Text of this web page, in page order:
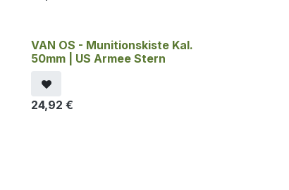
VAN OS - Munitionskiste Kal.
50mm | US Armee Stern
24,92 €